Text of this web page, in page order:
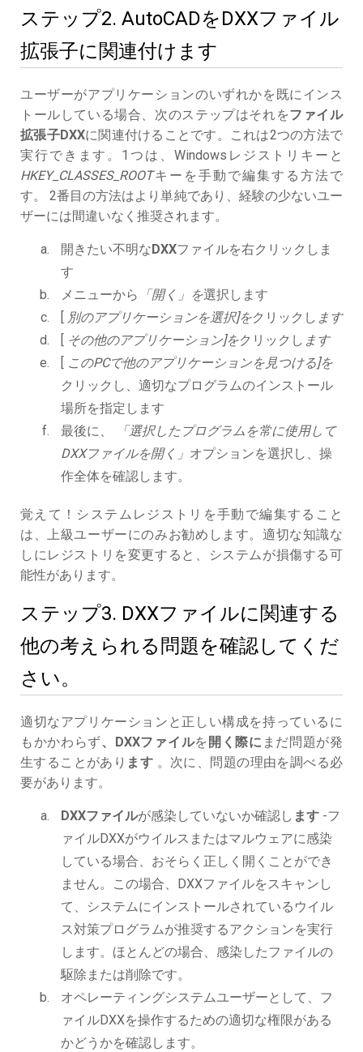
ステップ2. AutoCADをDXXファイル
拡張子に関連付けます
ユーザーがアプリケーションのいずれかを既にインス
トールしている場合、次のステップはそれをファイル
拡張子DXXに関連付けることです。これは2つの方法で
実行できます。1つは、Windowsレジストリキーと
HKEY_CLASSES_ROOTキーを手動で編集する方法で
す。 2番目の方法はより単純であり、経験の少ないユー
ザーには間違いなく推奨されます。
開きたい不明なDXXファイルを右クリックしま
す
メニューから
「開く」を選択します
[ 別のアプリケーションを選択]をクリックし ます
[ その他のアプリケーション]をクリックし ます
[ このPCで他のアプリケーションを見つける]を
クリックし、適切なプログラムのインストール
場所を指定します
最後に、
「選択したプログラムを常に使用して
DXXファイルを開く」 オプションを選択し、操
作全体を確認します。
覚えて！システムレジストリを手動で編集すること
は、上級ユーザーにのみお勧めします。適切な知識な
しにレジストリを変更すると、システムが損傷する可
能性があります。
ステップ3. DXXファイルに関連する
他の考えられる問題を確認してくだ
さい。
適切なアプリケーションと正しい構成を持っているに
もかかわらず、DXXファイルを 開く際に まだ問題が発
生することがあり ます 。次に、問題の理由を調べる必
要があります。
DXXファイルが感染していないか確認し ます -フ
ァイルDXXがウイルスまたはマルウェアに感染
している場合、おそらく正しく開くことができ
ません。この場合、DXXファイルをスキャンし
て、システムにインストールされているウイル
ス対策プログラムが推奨するアクションを実行
します。ほとんどの場合、感染したファイルの
駆除または削除です。
オペレーティングシステムユーザーとして、フ
ァイルDXXを操作するための適切な権限がある
かどうかを確認します。